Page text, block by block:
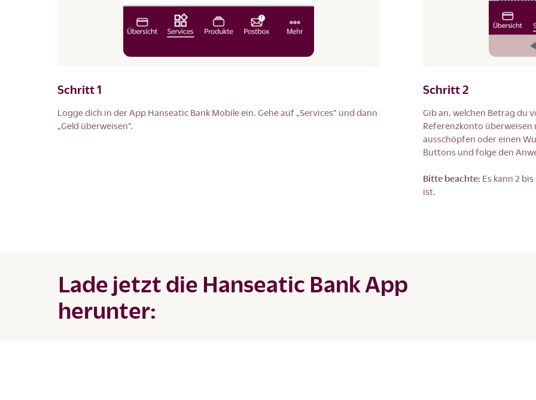
Schritt 1
Logge dich in der App Hanseatic Bank Mobile ein. Gehe auf „Services” und dann
„Geld überweisen”.
Schritt 2
Gib an, welchen Betrag du
Referenzkonto
ausschöpfen oder einen
Buttons und folge den
Bitte beachte: Es kann 2
ist.
Lade jetzt die Hanseatic Bank App
herunter: